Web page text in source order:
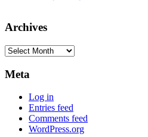
Archives
Archives
Meta
Log in
Entries feed
Comments feed
WordPress.org